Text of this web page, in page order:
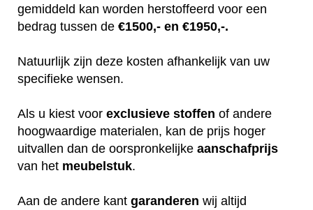
gemiddeld kan worden herstoffeerd voor een
bedrag tussen de €1500,- en €1950,-.
Natuurlijk zijn deze kosten afhankelijk van uw
specifieke wensen.
Als u kiest voor exclusieve stoffen of andere
hoogwaardige materialen, kan de prijs hoger
uitvallen dan de oorspronkelijke aanschafprijs
van het meubelstuk.
Aan de andere kant garanderen wij altijd